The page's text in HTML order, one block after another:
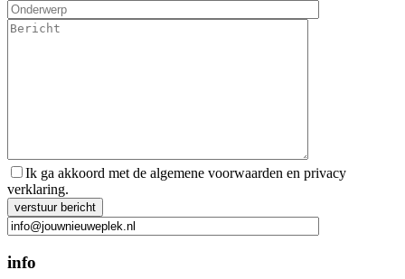
Ik ga akkoord met de algemene voorwaarden en privacy
verklaring.
Gelieve dit veld leeg te laten.
info